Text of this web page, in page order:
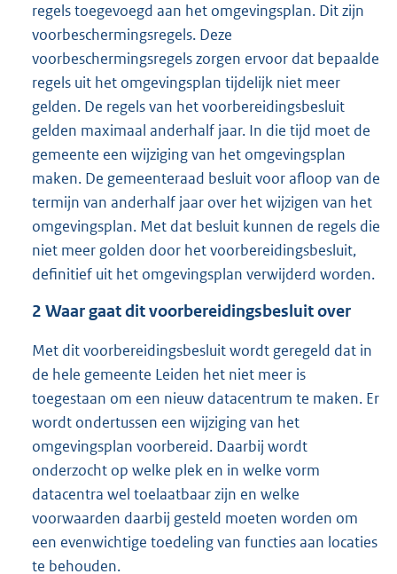
regels toegevoegd aan het omgevingsplan. Dit zijn
voorbeschermingsregels. Deze
voorbeschermingsregels zorgen ervoor dat bepaalde
regels uit het omgevingsplan tijdelijk niet meer
gelden. De regels van het voorbereidingsbesluit
gelden maximaal anderhalf jaar. In die tijd moet de
gemeente een wijziging van het omgevingsplan
maken. De gemeenteraad besluit voor afloop van de
termijn van anderhalf jaar over het wijzigen van het
omgevingsplan. Met dat besluit kunnen de regels die
niet meer golden door het voorbereidingsbesluit,
definitief uit het omgevingsplan verwijderd worden.
2 Waar gaat dit voorbereidingsbesluit over
Met dit voorbereidingsbesluit wordt geregeld dat in
de hele gemeente Leiden het niet meer is
toegestaan om een nieuw datacentrum te maken. Er
wordt ondertussen een wijziging van het
omgevingsplan voorbereid. Daarbij wordt
onderzocht op welke plek en in welke vorm
datacentra wel toelaatbaar zijn en welke
voorwaarden daarbij gesteld moeten worden om
een evenwichtige toedeling van functies aan locaties
te behouden.